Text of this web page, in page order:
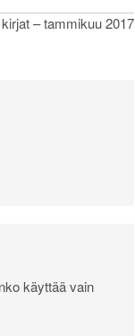
– tammikuu 2017
käyttää vain